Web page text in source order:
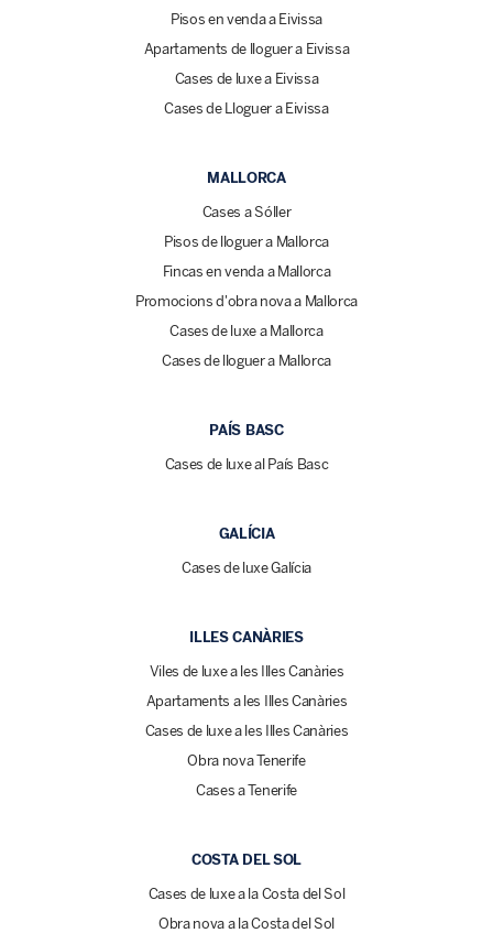
Pisos en venda a Eivissa
Apartaments de lloguer a Eivissa
Cases de luxe a Eivissa
Cases de Lloguer a Eivissa
MALLORCA
Cases a Sóller
Pisos de lloguer a Mallorca
Fincas en venda a Mallorca
Promocions d'obra nova a Mallorca
Cases de luxe a Mallorca
Cases de lloguer a Mallorca
PAÍS BASC
Cases de luxe al País Basc
GALÍCIA
Cases de luxe Galícia
ILLES CANÀRIES
Viles de luxe a les Illes Canàries
Apartaments a les Illes Canàries
Cases de luxe a les Illes Canàries
Obra nova Tenerife
Cases a Tenerife
COSTA DEL SOL
Cases de luxe a la Costa del Sol
Obra nova a la Costa del Sol